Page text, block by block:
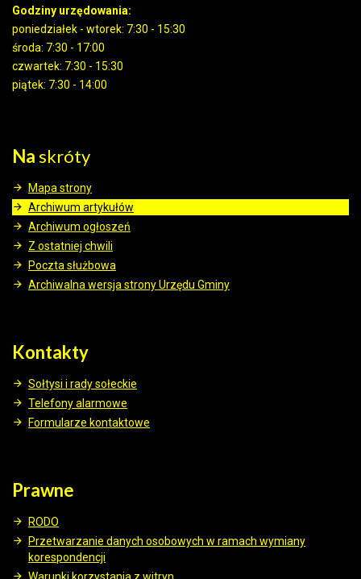
Godziny urzędowania:
poniedziałek - wtorek: 7:30 - 15:30
środa: 7:30 - 17:00
czwartek: 7:30 - 15:30
piątek: 7:30 - 14:00
Naskróty
Mapa strony
Archiwum artykułów
Archiwum ogłoszeń
Z ostatniej chwili
Poczta służbowa
Archiwalna wersja strony Urzędu Gminy
Kontakty
Sołtysi i rady sołeckie
Telefony alarmowe
Formularze kontaktowe
Prawne
RODO
Przetwarzanie danych osobowych w ramach wymiany
korespondencji